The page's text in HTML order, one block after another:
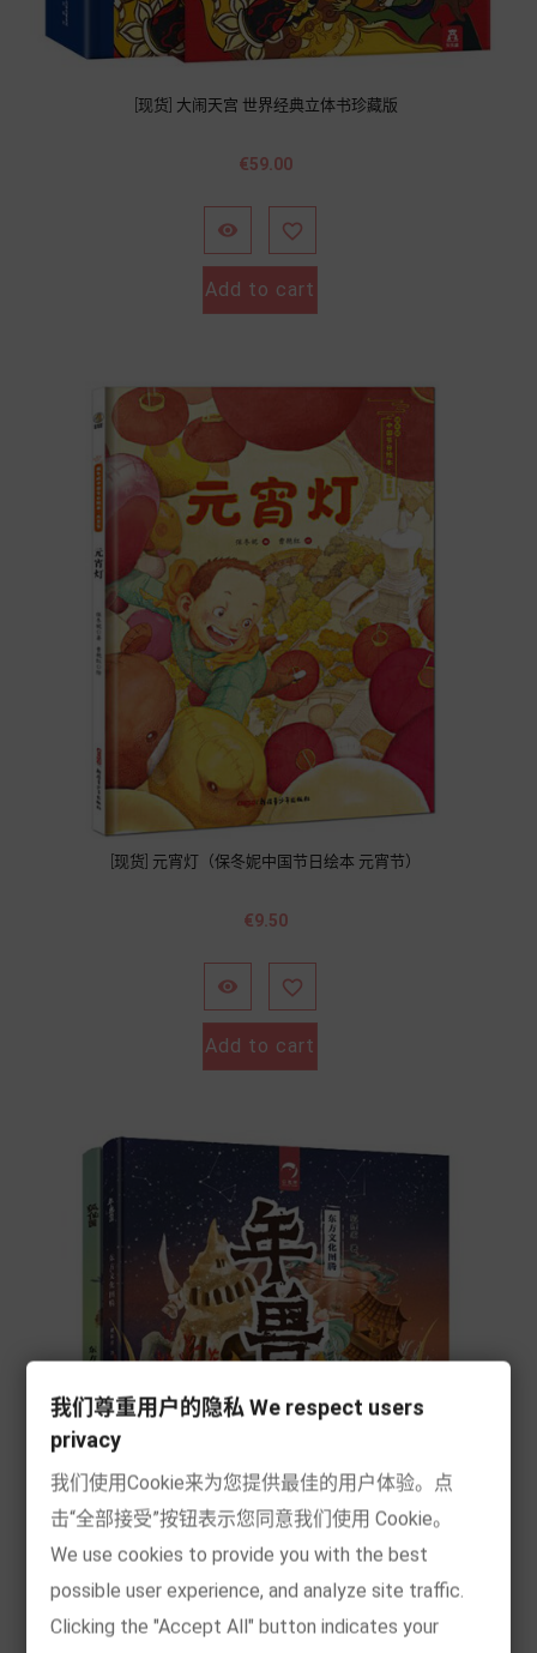
[现货] 大闹天宫 世界经典立体书珍藏版
價
€59.00
 
Add to cart
[现货] 元宵灯（保冬妮中国节日绘本 元宵节）
價
€9.50
 
Add to cart
[现货] 年兽国+狐仙国（全2册 东方文化图腾系列）
我们尊重用户的隐私 We respect users
privacy
我们使用Cookie来为您提供最佳的用户体验。点
击“全部接受”按钮表示您同意我们使用 Cookie。
We use cookies to provide you with the best
possible user experience, and analyze site traffic.
Clicking the "Accept All" button indicates your